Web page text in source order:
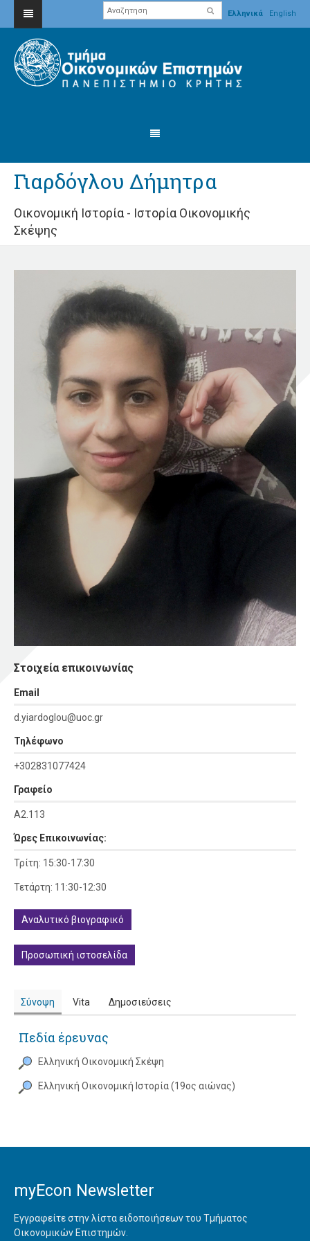
Ελληνικά English
Γιαρδόγλου Δήμητρα
Οικονομική Ιστορία - Ιστορία Οικονομικής
Σκέψης
Στοιχεία επικοινωνίας
Εmail
d.yiardoglou@uoc.gr
Τηλέφωνο
+302831077424
Γραφείο
Α2.113
Ώρες Επικοινωνίας:
Τρίτη: 15:30-17:30
Τετάρτη: 11:30-12:30
Αναλυτικό βιογραφικό
Προσωπική ιστοσελίδα
Σύνοψη Vita Δημοσιεύσεις
Πεδία έρευνας
Ελληνική Οικονομική Σκέψη
Ελληνική Οικονομική Ιστορία (19ος αιώνας)
myEcon Newsletter
Εγγραφείτε στην λίστα ειδοποιήσεων του Τμήματος
Οικονομικών Επιστημών.